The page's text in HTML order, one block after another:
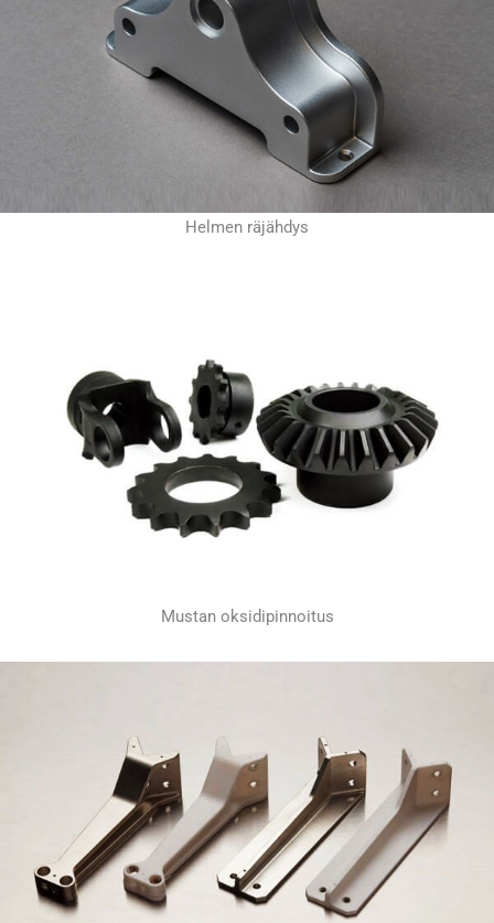
Helmen räjähdys
Mustan oksidipinnoitus